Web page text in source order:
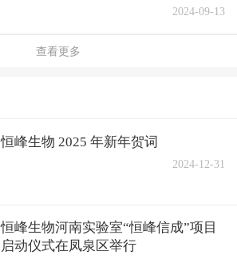
2024-09-13
查看更多
恒峰生物 2025 年新年贺词
2024-12-31
恒峰生物河南实验室“恒峰信成”项目
启动仪式在凤泉区举行